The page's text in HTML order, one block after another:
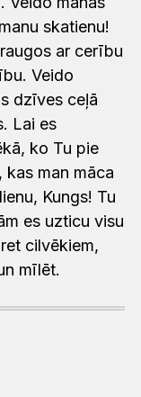
skatienu!
ar cerību
Veido
dzīves ceļā
Lai es
ko Tu pie
kas man māca
Kungs! Tu
es uzticu visu
cilvēkiem,
mīlēt.